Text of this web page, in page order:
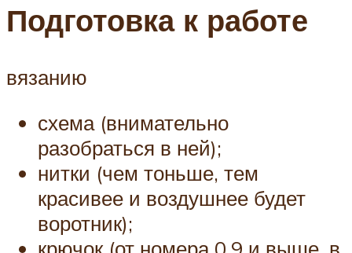
Подготовка к работе
вязанию
схема (внимательно
разобраться в ней);
нитки (чем тоньше, тем
красивее и воздушнее будет
воротник);
крючок (от номера 0,9 и выше, в